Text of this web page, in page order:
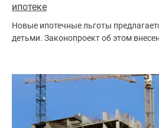
ипотеке
Новые ипотечные льготы
детьми. Законопроект об этом